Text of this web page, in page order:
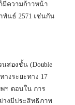
มีความก้าวหน้า
พันธ์ 2571 เช่นกัน
สองชั้น (Double
างระยะทาง 17
ฯ ตอนใน การ
างมีประสิทธิภาพ